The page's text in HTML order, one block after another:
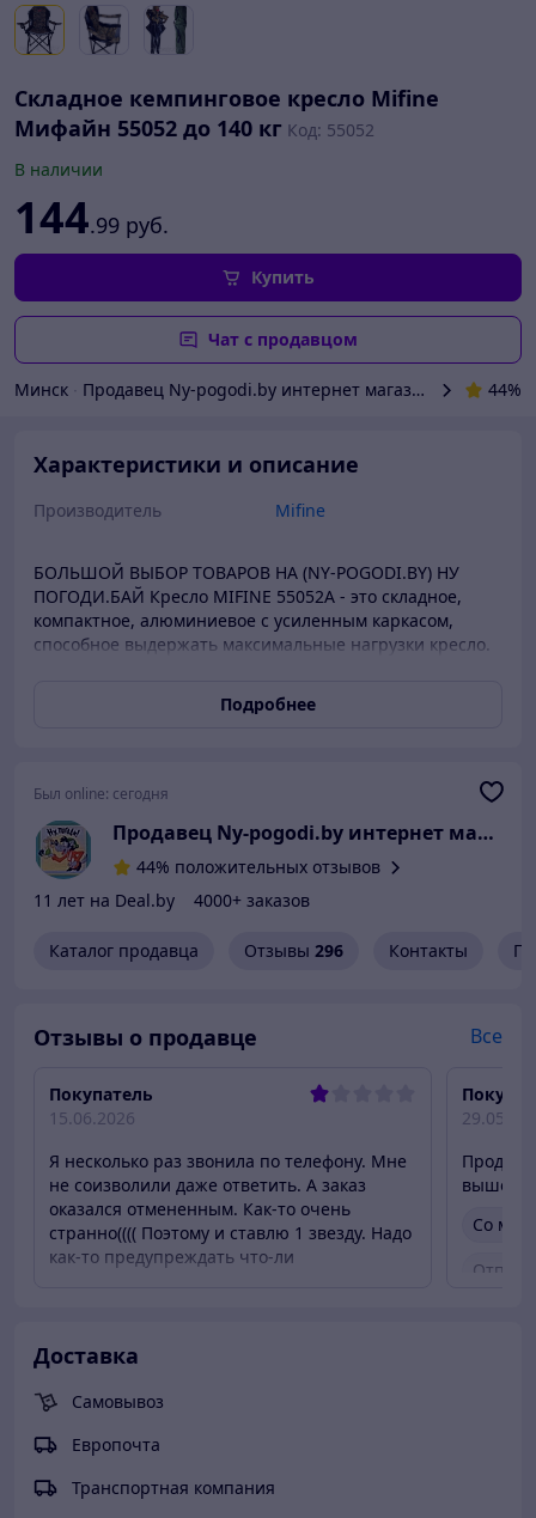
Складное кемпинговое кресло Mifine
Мифайн 55052 до 140 кг Код: 55052
В наличии
144.99 руб.
Купить
Чат с продавцом
Минск Продавец Ny-pogodi.by интернет магазин "Ну, 44%
Характеристики и описание
Производитель Mifine
БОЛЬШОЙ ВЫБОР ТОВАРОВ НА (NY-POGODI.BY) НУ
ПОГОДИ.БАЙ Кресло MIFINE 55052А - это складное,
компактное, алюминиевое с усиленным каркасом,
способное выдержать максимальные нагрузки кресло.
В сложенном виде занимает немного места.
Характеристика рыболовного кресла Мифайн 55052А:
убирается в чехол. Максимальная нагрузка указанная
19 х 67 см. Размер, см: 50 х 52 х 95 х 45 Вес, кг: 3
Подробнее
Был online: сегодня
Продавец Ny-pogodi.by интернет
44% положительных отзывов
11 лет на Deal.by
4000+ заказов
Каталог продавца Отзывы 296 Контакты
Отзывы о продавце Все
Покупатель
15.06.2026
Я несколько раз звонила по телефону. Мне
не соизволили даже ответить. А заказ
оказался отмененным. Как-то очень
странно(((( Поэтому и ставлю 1 звезду. Надо
как-то предупреждать что-ли
вышел
Со
Доставка
Самовывоз
Европочта
Транспортная компания